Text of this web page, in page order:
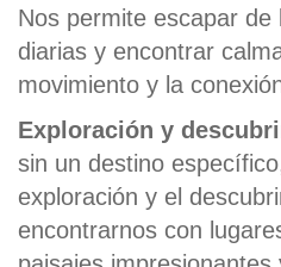
Nos permite escapar de
diarias y encontrar
movimiento y la
Exploración y
sin un destino
exploración y el
encontrarnos con